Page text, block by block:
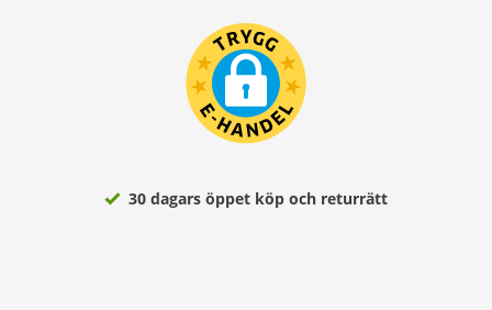
30 dagars öppet köp och returrätt